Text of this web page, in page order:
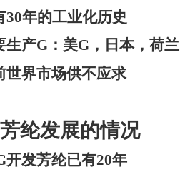
30年的工业化历史
生产G：美G，日本，荷兰
世界市场供不应求
纶发展的情况
开发芳纶已有20年